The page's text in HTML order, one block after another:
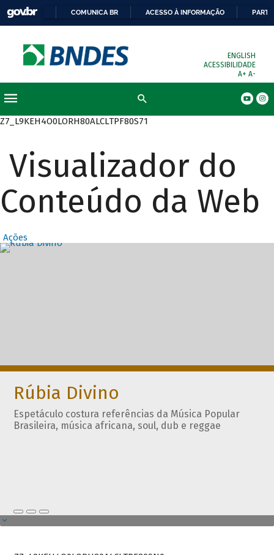
COMUNICA BR ACESSO À INFORMAÇÃO
ENGLISH
ACESSIBILIDADE
A+ A-
Z7_L9KEH4O0LORH80ALCLTPF80S71
Visualizador do
Conteúdo da Web
Ações
Destaques
Rúbia Divino
Espetáculo costura referências da Música Popular
Brasileira, música africana, soul, dub e reggae